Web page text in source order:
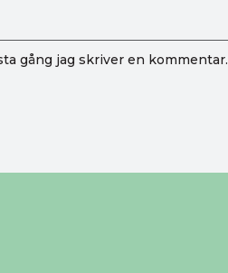
gång jag skriver en kommentar.